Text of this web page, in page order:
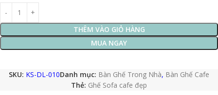
THÊM VÀO GIỎ HÀNG
MUA NGAY
SKU: KS-DL-010Danh mục: Bàn Ghế Trong Nhà, Bàn Ghế Cafe
Thẻ: Ghế Sofa cafe đẹp